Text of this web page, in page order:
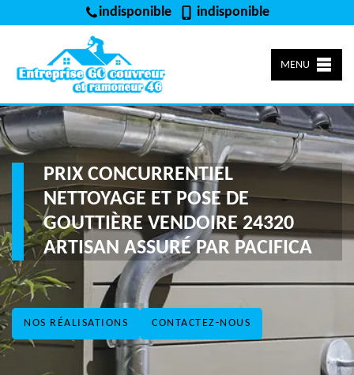
indisponible indisponible
MENU
NOS RÉALISATIONS CONTACTEZ-NOUS
PRIX CONCURRENTIEL
NETTOYAGE ET POSE DE
GOUTTIÈRE VENDOIRE 24320
ARTISAN ASSURÉ PAR PACIFICA